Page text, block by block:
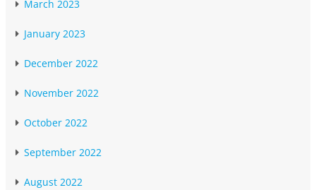
March 2023
January 2023
December 2022
November 2022
October 2022
September 2022
August 2022